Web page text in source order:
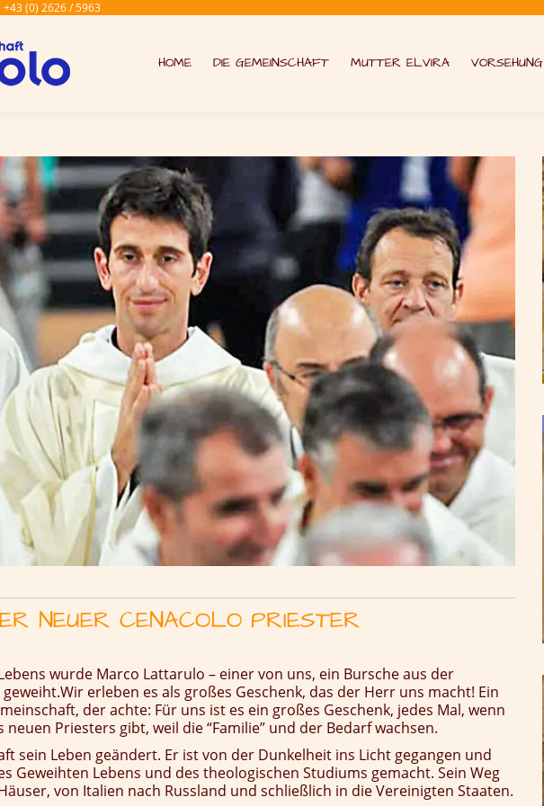
+43 (0) 2626 / 5963
HOME DIE GEMEINSCHAFT MUTTER ELVIRA VORSEHUNG
NEUER CENACOLO PRIESTER
wurde Marco Lattarulo – einer von uns, ein Bursche aus der
Wir erleben es als großes Geschenk, das der Herr uns macht! Ein
der achte: Für uns ist es ein großes Geschenk, jedes Mal, wenn
Priesters gibt, weil die “Familie” und der Bedarf wachsen.
sein Leben geändert. Er ist von der Dunkelheit ins Licht gegangen und
Geweihten Lebens und des theologischen Studiums gemacht. Sein Weg
von Italien nach Russland und schließlich in die Vereinigten Staaten.